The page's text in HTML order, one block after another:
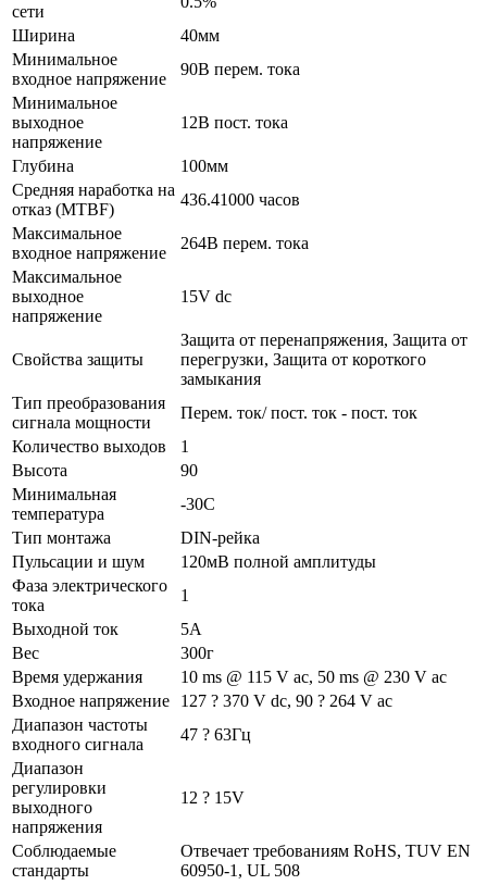
сети
Ширина
40мм
Минимальное
входное напряжение
90В перем. тока
Минимальное
выходное
напряжение
12В пост. тока
Глубина
100мм
Средняя наработка на
отказ (MTBF)
436.41000 часов
Максимальное
входное напряжение
264В перем. тока
Максимальное
выходное
напряжение
15V dc
Свойства защиты
Защита от перенапряжения, Защита от
перегрузки, Защита от короткого
замыкания
Тип преобразования
сигнала мощности
Перем. ток/ пост. ток - пост. ток
Количество выходов
1
Высота
90
Минимальная
температура
-30C
Тип монтажа
DIN-рейка
Пульсации и шум
120мВ полной амплитуды
Фаза электрического
тока
1
Выходной ток
5A
Вес
300г
Время удержания
10 ms @ 115 V ac, 50 ms @ 230 V ac
Входное напряжение
127 ? 370 V dc, 90 ? 264 V ac
Диапазон частоты
входного сигнала
47 ? 63Гц
Диапазон
регулировки
выходного
напряжения
12 ? 15V
Соблюдаемые
стандарты
Отвечает требованиям RoHS, TUV EN
60950-1, UL 508